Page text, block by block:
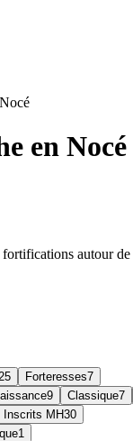
en Nocé
fortifications autour de
25 Forteresses7
9 Classique7
Inscrits MH30
1